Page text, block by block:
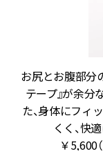
お尻とお腹部分
テープ』が余分
た、身体にフィ
くく、快
￥5,600